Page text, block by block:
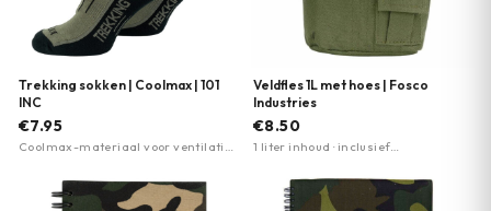
Trekking sokken | Coolmax | 101
INC
€7.95
Coolmax-materiaal voor ventilatie ·
Veldfles 1L met hoes | Fosco
Industries
€8.50
1 liter inhoud · inclusief
bevestiging